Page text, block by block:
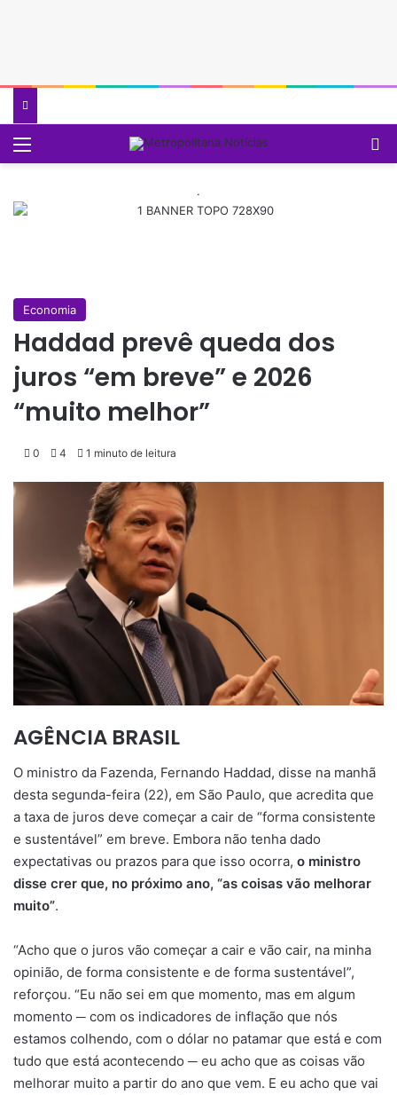
.
Economia
Haddad prevê queda dos
juros “em breve” e 2026
“muito melhor”
0 4 1 minuto de leitura
AGÊNCIA BRASIL
O ministro da Fazenda, Fernando Haddad, disse na manhã
desta segunda-feira (22), em São Paulo, que acredita que
a taxa de juros deve começar a cair de “forma consistente
e sustentável” em breve. Embora não tenha dado
expectativas ou prazos para que isso ocorra, o ministro
disse crer que, no próximo ano, “as coisas vão melhorar
muito”.
“Acho que o juros vão começar a cair e vão cair, na minha
opinião, de forma consistente e de forma sustentável”,
reforçou. “Eu não sei em que momento, mas em algum
momento ─ com os indicadores de inflação que nós
estamos colhendo, com o dólar no patamar que está e com
tudo que está acontecendo ─ eu acho que as coisas vão
melhorar muito a partir do ano que vem. E eu acho que vai